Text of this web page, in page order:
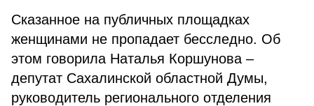
Сказанное на публичных площадках
женщинами не пропадает бесследно. Об
этом говорила Наталья Коршунова –
депутат Сахалинской областной Думы,
руководитель регионального отделения